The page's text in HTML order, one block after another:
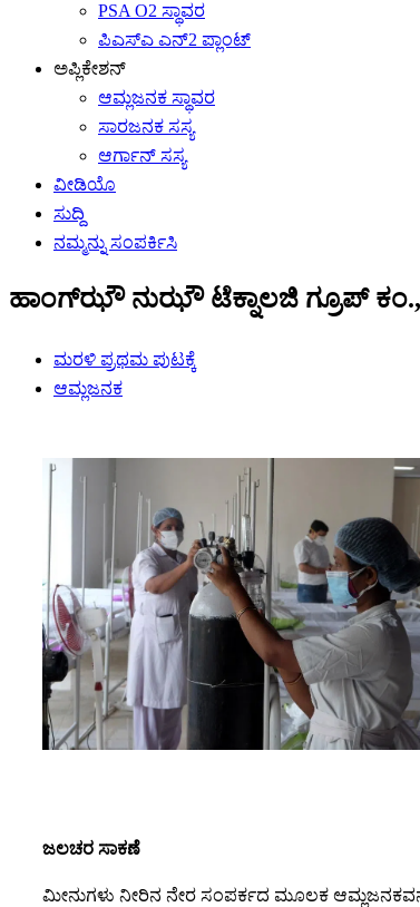
PSA O2 ಸ್ಥಾವರ
ಪಿಎಸ್ಎ ಎನ್2 ಪ್ಲಾಂಟ್
ಅಪ್ಲಿಕೇಶನ್
ಆಮ್ಲಜನಕ ಸ್ಥಾವರ
ಸಾರಜನಕ ಸಸ್ಯ
ಆರ್ಗಾನ್ ಸಸ್ಯ
ವೀಡಿಯೊ
ಸುದ್ದಿ
ನಮ್ಮನ್ನು ಸಂಪರ್ಕಿಸಿ
ಹಾಂಗ್‌ಝೌ ನುಝೌ ಟೆಕ್ನಾಲಜಿ ಗ್ರೂಪ್
ಮರಳಿ ಪ್ರಥಮ ಪುಟಕ್ಕೆ
ಆಮ್ಲಜನಕ
ಜಲಚರ ಸಾಕಣೆ
ಮೀನುಗಳು ನೀರಿನ ನೇರ ಸಂಪರ್ಕದ ಮೂಲಕ